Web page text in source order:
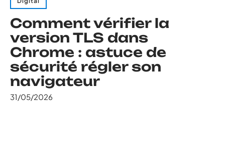
Comment vérifier la
version TLS dans
Chrome : astuce de
sécurité régler son
navigateur
31/05/2026